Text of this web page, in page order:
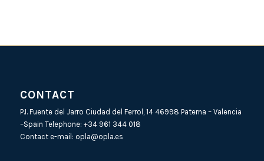
CONTACT
P.I. Fuente del Jarro Ciudad del Ferrol, 14 46998 Paterna – Valencia
–Spain Telephone: +34 961 344 018
Contact e-mail: opla@opla.es